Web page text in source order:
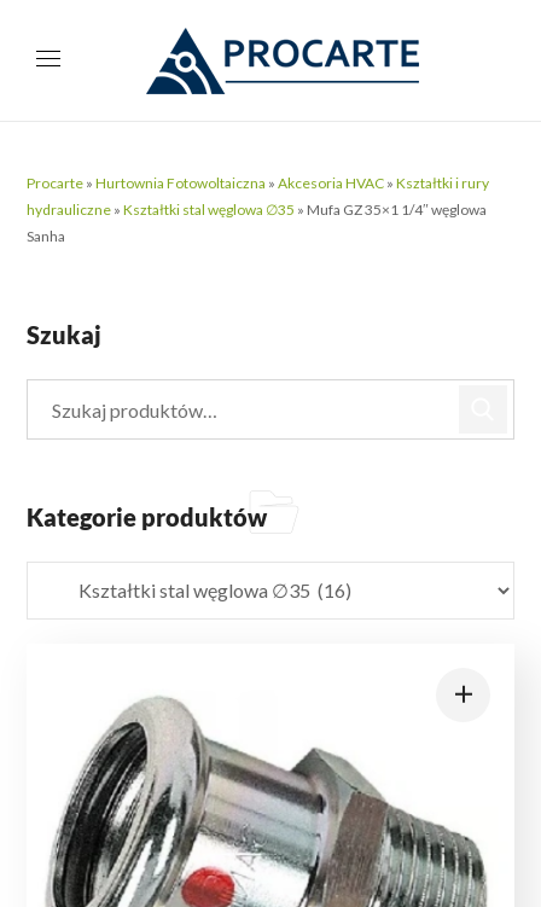
Procarte »Hurtownia Fotowoltaiczna »Akcesoria HVAC »Kształtki i rury
hydrauliczne »Kształtki stal węglowa ∅35 » Mufa GZ 35×1 1/4″ węglowa
Sanha
Szukaj
Kategorie produktów